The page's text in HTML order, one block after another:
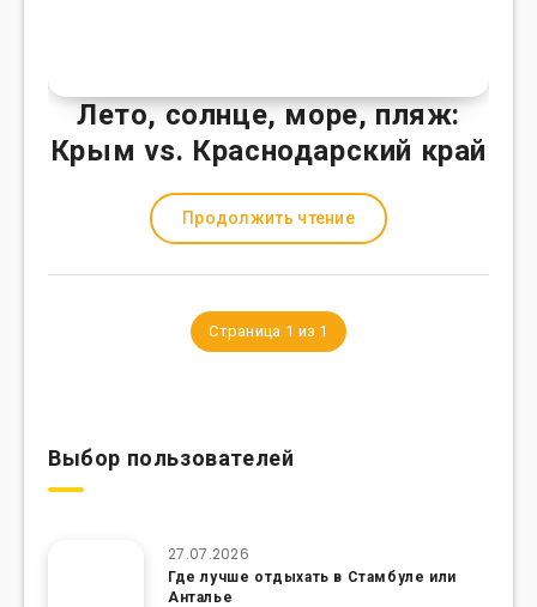
Лето, солнце, море, пляж:
Крым vs. Краснодарский край
Продолжить чтение
Страница 1 из 1
Выбор пользователей
27.07.2026
Где лучше отдыхать в Стамбуле или
Анталье